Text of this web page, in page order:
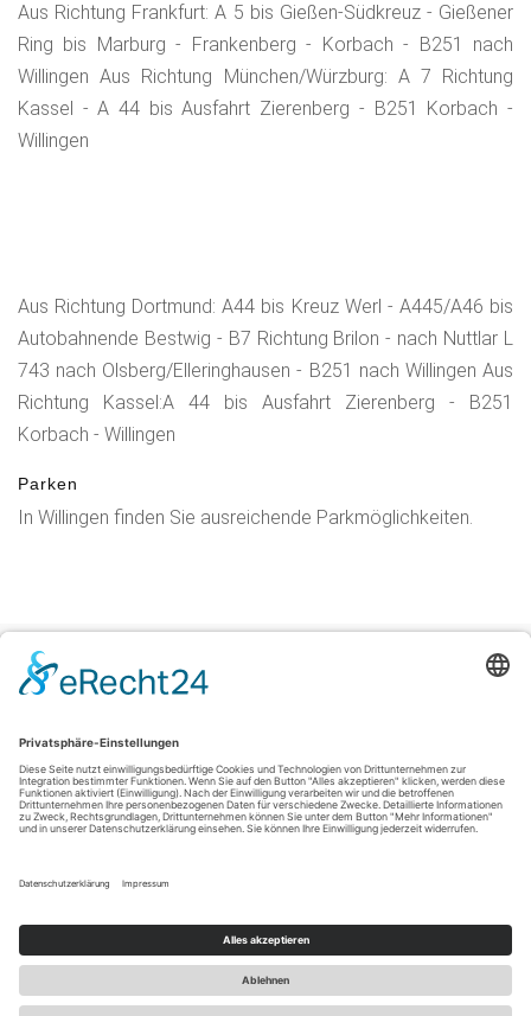
Aus Richtung Frankfurt: A 5 bis Gießen-Südkreuz - Gießener
Ring bis Marburg - Frankenberg - Korbach - B251 nach
Willingen Aus Richtung München/Würzburg: A 7 Richtung
Kassel - A 44 bis Ausfahrt Zierenberg - B251 Korbach -
Willingen
Aus Richtung Dortmund: A44 bis Kreuz Werl - A445/A46 bis
Autobahnende Bestwig - B7 Richtung Brilon - nach Nuttlar L
743 nach Olsberg/Elleringhausen - B251 nach Willingen Aus
Richtung Kassel:A 44 bis Ausfahrt Zierenberg - B251
Korbach - Willingen
Parken
In Willingen finden Sie ausreichende Parkmöglichkeiten.
Impressum|Datenschutzerklärung|Barrierefreiheitserklärung|
Kontakt
Sauerland-Tourismus e.V.
Cookie-Einstellungen